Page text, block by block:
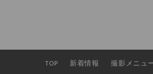
TOP 新着情報 撮影メニュ